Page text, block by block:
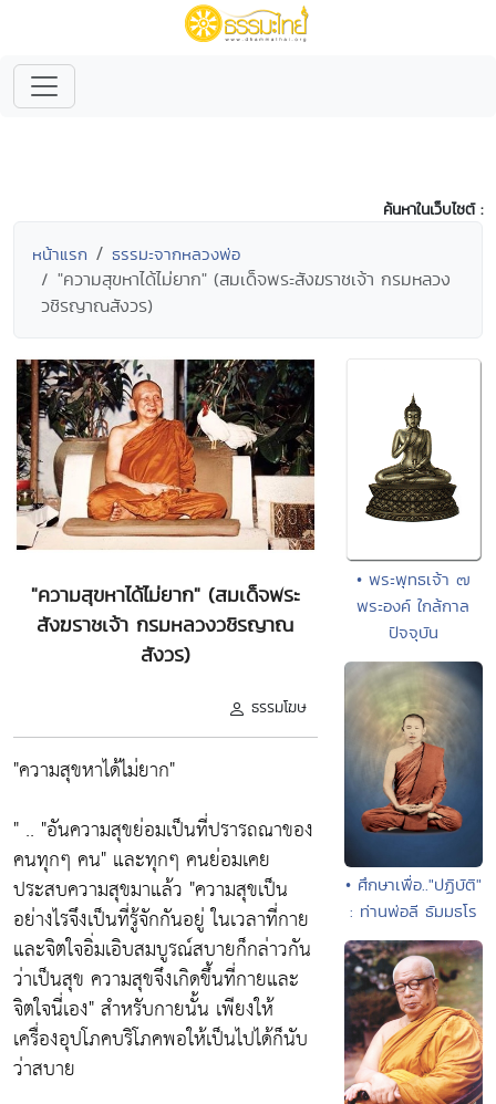
ค้นหาในเว็บไซต์ :
หน้าแรก ธรรมะจากหลวงพ่อ
"ความสุขหาได้ไม่ยาก" (สมเด็จพระสังฆราชเจ้า กรมหลวง
วชิรญาณสังวร)
"ความสุขหาได้ไม่ยาก" (สมเด็จพระ
สังฆราชเจ้า กรมหลวงวชิรญาณ
สังวร)
ธรรมโฆษ
"ความสุขหาได้ไม่ยาก"
" .. "อันความสุขย่อมเป็นที่ปรารถณาของ
คนทุกๆ คน" และทุกๆ คนย่อมเคย
ประสบความสุขมาแล้ว "ความสุขเป็น
อย่างไรจึงเป็นที่รู้จักกันอยู่ ในเวลาที่กาย
และจิตใจอิ่มเอิบสมบูรณ์สบายก็กล่าวกัน
ว่าเป็นสุข ความสุขจึงเกิดขึ้นที่กายและ
จิตใจนี่เอง" สำหรับกายนั้น เพียงให้
เครื่องอุปโภคบริโภคพอให้เป็นไปได้ก็นับ
ว่าสบาย
• พระพุทธเจ้า ๗
พระองค์ ใกล้กาล
ปัจจุบัน
• ศึกษาเพื่อ.."ปฏิบัติ"
: ท่านพ่อลี ธัมมธโร